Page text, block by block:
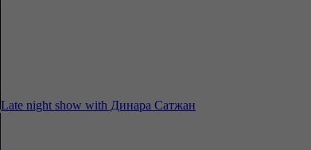
Late night show with Динара Сатжан